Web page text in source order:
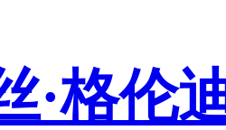
·格伦